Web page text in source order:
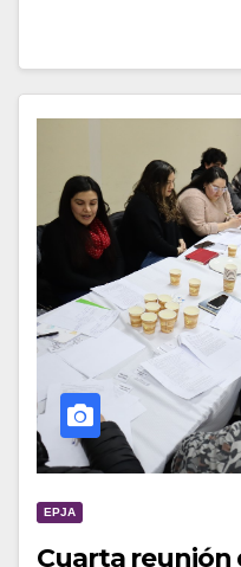
EPJA
Cuarta reunión